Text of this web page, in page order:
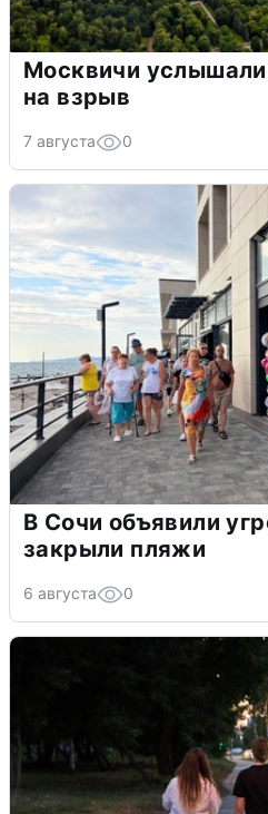
Москвичи услышали
на взрыв
7 августа 0
В Сочи объявили
закрыли пляжи
6 августа 0